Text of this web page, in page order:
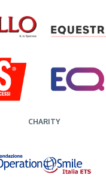
CHARITY